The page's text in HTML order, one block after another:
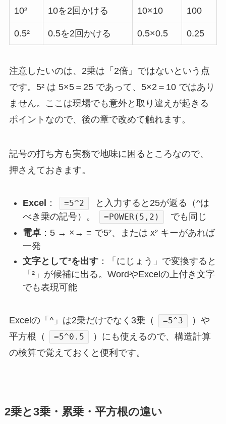
10² 10を2回かける 10×10 100
0.5² 0.5を2回かける 0.5×0.5 0.25
注意したいのは、2乗は「2倍」ではないという点
です。5² は 5×5＝25 であって、5×2＝10 ではあり
ません。ここは現場でも意外と取り違えが起きる
ポイントなので、後の章で改めて触れます。
記号の打ち方も実務で地味に困るところなので、
押さえておきます。
Excel ： =5^2
と入力すると25が返る（^は
べき乗の記号）。
=POWER(5,2)
でも同じ
電卓：5 → ×→ = で5²、または x² キーがあれば
一発
文字として²を出す：「にじょう」で変換すると
「²」が候補に出る。WordやExcelの上付き文字
でも表現可能
Excelの「^」は2乗だけでなく3乗（ =5^3
）や
平方根（
=5^0.5
）にも使えるので、構造計算
の検算で覚えておくと便利です。
2乗と3乗・累乗・平方根の違い